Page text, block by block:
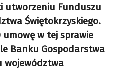
utworzeniu Funduszu
Świętokrzyskiego.
umowę w tej sprawie
Banku Gospodarstwa
województwa